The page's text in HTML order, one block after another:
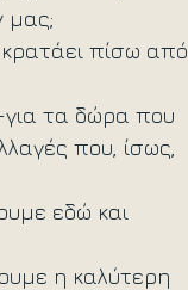
μας;
κρατάει πίσω από
τα δώρα που
που, ίσως,
εδώ και
η καλύτερη